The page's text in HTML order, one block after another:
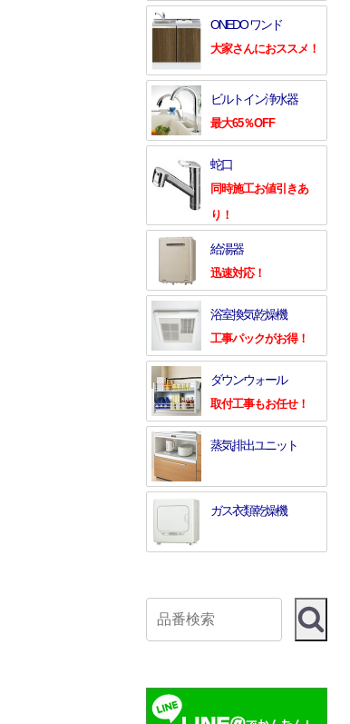
ONEDO ワンド
大家さんにおススメ！
ビルトイン浄水器
最大65％OFF
蛇口
同時施工お値引きあ
り！
給湯器
迅速対応！
浴室換気乾燥機
工事パックがお得！
ダウンウォール
取付工事もお任せ！
蒸気排出ユニット
ガス衣類乾燥機